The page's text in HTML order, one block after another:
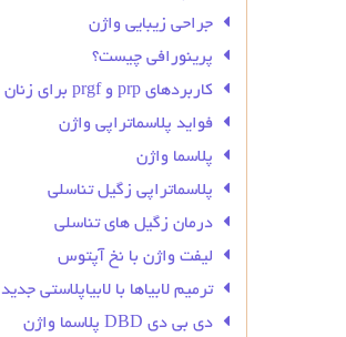
جراحی زیبایی واژن
پرینورافی چیست؟
کاربردهای prp و prgf برای زنان
فواید پلاسماتراپی واژن
پلاسما واژن
پلاسماتراپی زگیل تناسلی
درمان زگیل‌ های تناسلی
لیفت واژن با نخ آپتوس
ترمیم لابیاها با لابیاپلاستی جدید
دی بی دی DBD پلاسما واژن